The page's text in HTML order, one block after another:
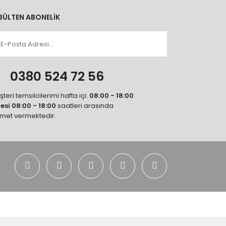
ABONELİK
0380 524 72 56
temsilcilerimi hafta içi: 08:00 - 18:00
08:00 - 18:00 saatleri arasında
vermektedir.